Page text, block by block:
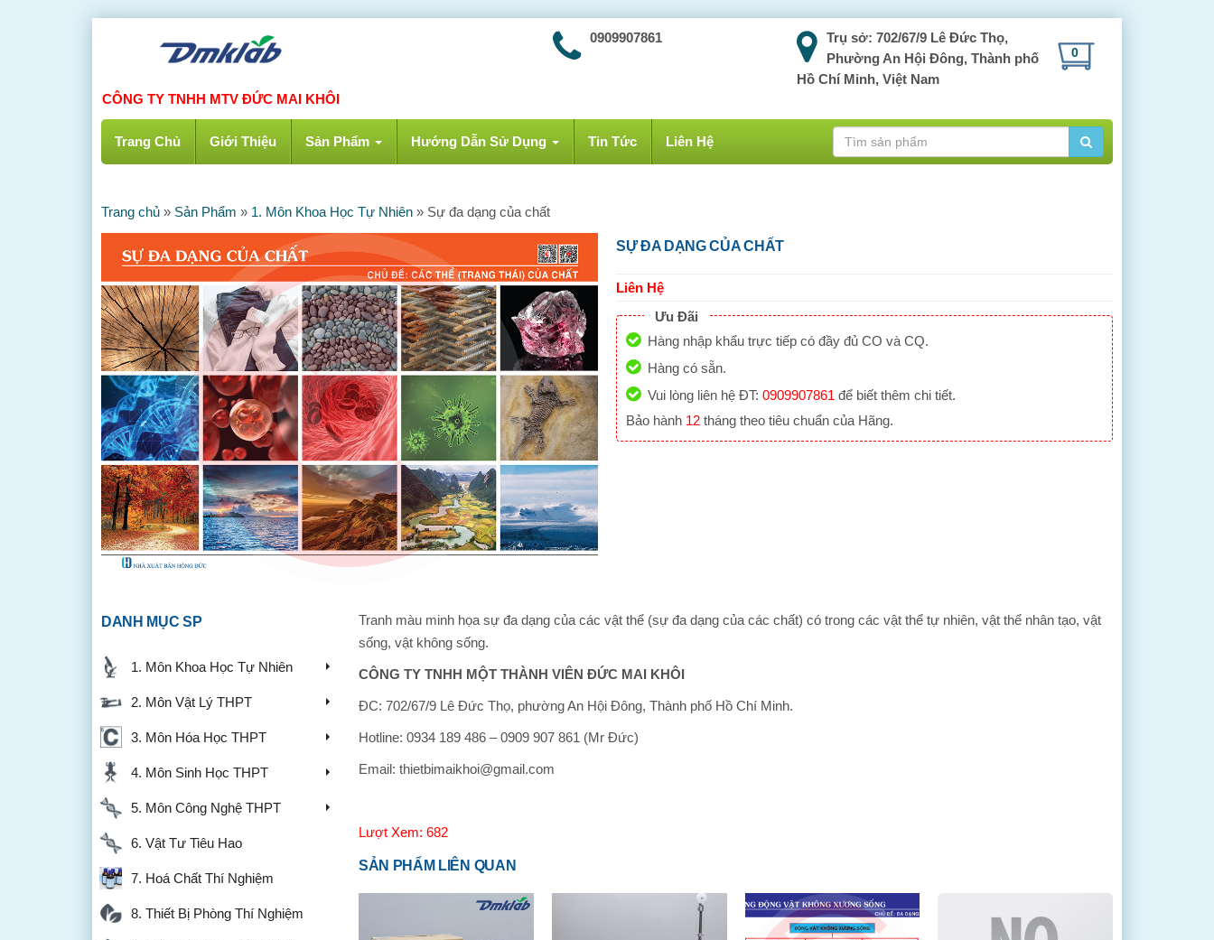
CÔNG TY TNHH MTV ĐỨC MAI KHÔI
0909907861
Trụ sở: 702/67/9 Lê Đức Thọ,
Phường An Hội Đông, Thành phố
Hồ Chí Minh, Việt Nam
0
Trang Chủ Giới Thiệu Sản Phẩm Hướng Dẫn Sử Dụng Tin Tức Liên Hệ
Trang chủ » Sản Phẩm » 1. Môn Khoa Học Tự Nhiên » Sự đa dạng của chất
SỰ ĐA DẠNG CỦA CHẤT
Liên Hệ
Ưu Đãi
Hàng nhập khẩu trực tiếp có đầy đủ CO và CQ.
Hàng có sẵn.
Vui lòng liên hệ ĐT: 0909907861 để biết thêm chi tiết.
Bảo hành 12 tháng theo tiêu chuẩn của Hãng.
DANH MỤC SP
1. Môn Khoa Học Tự Nhiên
2. Môn Vật Lý THPT
3. Môn Hóa Học THPT
4. Môn Sinh Học THPT
5. Môn Công Nghệ THPT
6. Vật Tư Tiêu Hao
7. Hoá Chất Thí Nghiệm
8. Thiết Bị Phòng Thí Nghiệm
Tranh màu minh họa sự đa dạng của các vật thể (sự đa dạng của các chất) có trong các vật thể tự nhiên, vật thể nhân tạo, vật
sống, vật không sống.
CÔNG TY TNHH MỘT THÀNH VIÊN ĐỨC MAI KHÔI
ĐC: 702/67/9 Lê Đức Thọ, phường An Hội Đông, Thành phố Hồ Chí Minh.
Hotline: 0934 189 486 – 0909 907 861 (Mr Đức)
Email: thietbimaikhoi@gmail.com
Lượt Xem: 682
SẢN PHẨM LIÊN QUAN